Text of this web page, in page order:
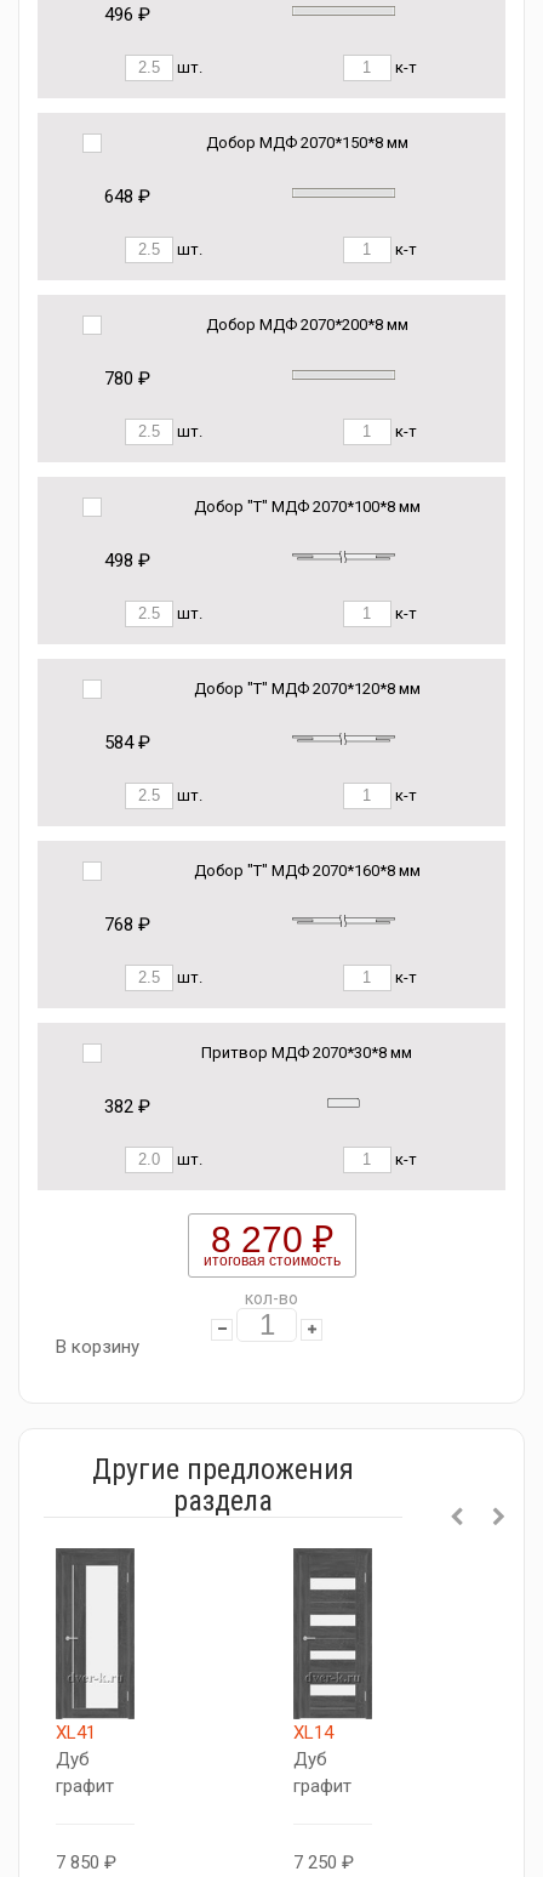
496 ₽
шт. к-т
Добор МДФ 2070*150*8 мм
648 ₽
шт. к-т
Добор МДФ 2070*200*8 мм
780 ₽
шт. к-т
Добор "Т" МДФ 2070*100*8 мм
498 ₽
шт. к-т
Добор "Т" МДФ 2070*120*8 мм
584 ₽
шт. к-т
Добор "Т" МДФ 2070*160*8 мм
768 ₽
шт. к-т
Притвор МДФ 2070*30*8 мм
382 ₽
шт. к-т
8 270 ₽
итоговая стоимость
кол-во
В корзину
Другие предложения
раздела
XL41
Дуб
графит
7 850 ₽
XL14
Дуб
графит
7 250 ₽